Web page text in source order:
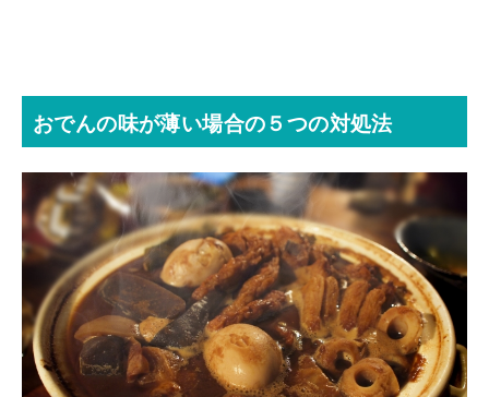
おでんの味が薄い場合の５つの対処法